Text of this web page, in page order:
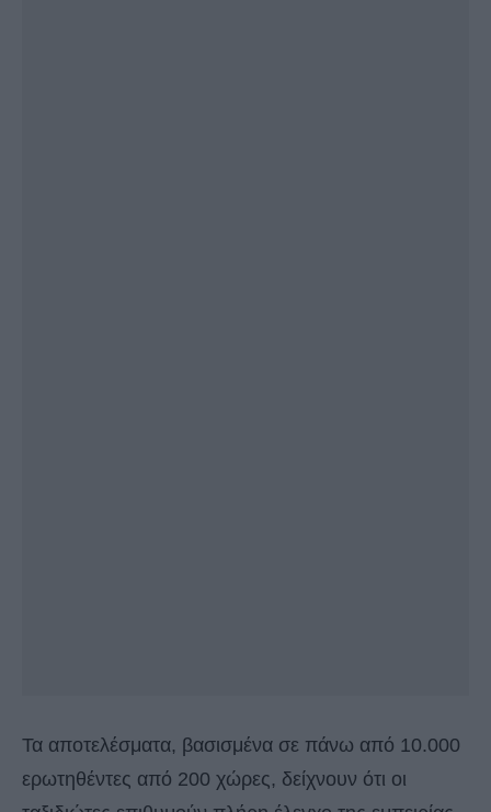
Τα αποτελέσματα, βασισμένα σε πάνω από 10.000
ερωτηθέντες από 200 χώρες, δείχνουν ότι οι